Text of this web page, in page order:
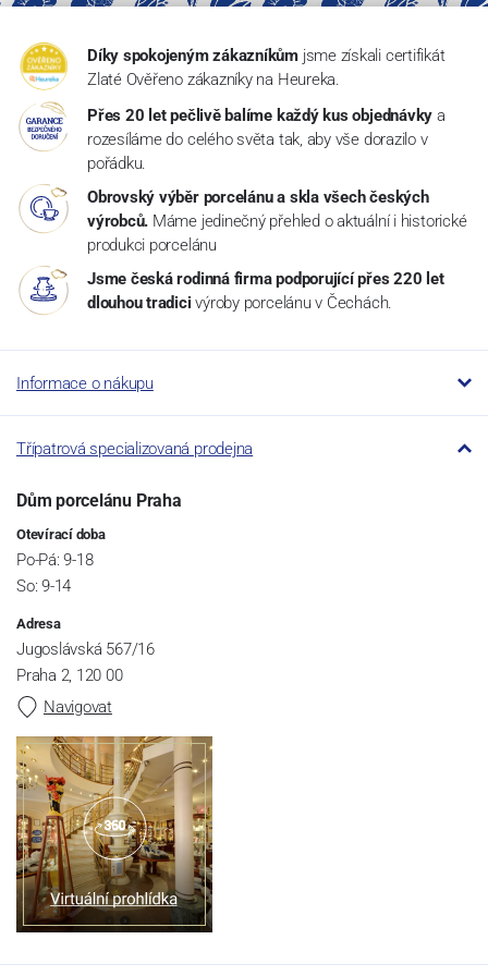
Díky spokojeným zákazníkům jsme získali certifikát
Zlaté Ověřeno zákazníky na Heureka.
Přes 20 let pečlivě balíme každý kus objednávky a
rozesíláme do celého světa tak, aby vše dorazilo v
pořádku.
Obrovský výběr porcelánu a skla všech českých
výrobců. Máme jedinečný přehled o aktuální i historické
produkci porcelánu
Jsme česká rodinná firma podporující přes 220 let
dlouhou tradici výroby porcelánu v Čechách.
Informace o nákupu
Třípatrová specializovaná prodejna
Dům porcelánu Praha
Otevírací doba
Po-Pá: 9-18
So: 9-14
Adresa
Jugoslávská 567/16
Praha 2, 120 00
Navigovat